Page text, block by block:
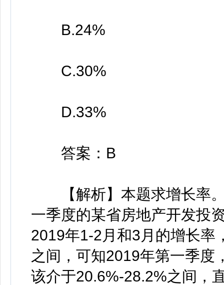
B.24%
C.30%
D.33%
答案：B
【解析】本题求增长率。
一季度的某省房地产开发投
2019年1-2月和3月的增长率
之间，可知2019年第一季度
该介于20.6%-28.2%之间，